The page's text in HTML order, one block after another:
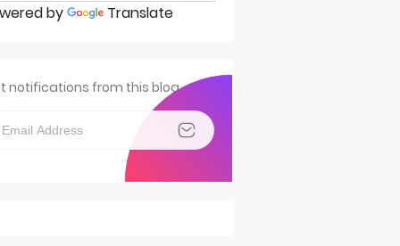
Layer 2
by Translate
notifications from this blog